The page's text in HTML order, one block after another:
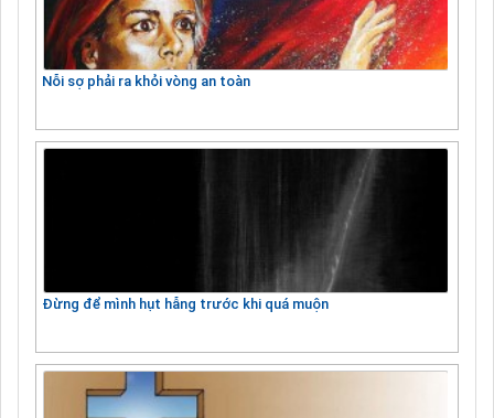
Nỗi sợ phải ra khỏi vòng an toàn
Đừng để mình hụt hẫng trước khi quá muộn